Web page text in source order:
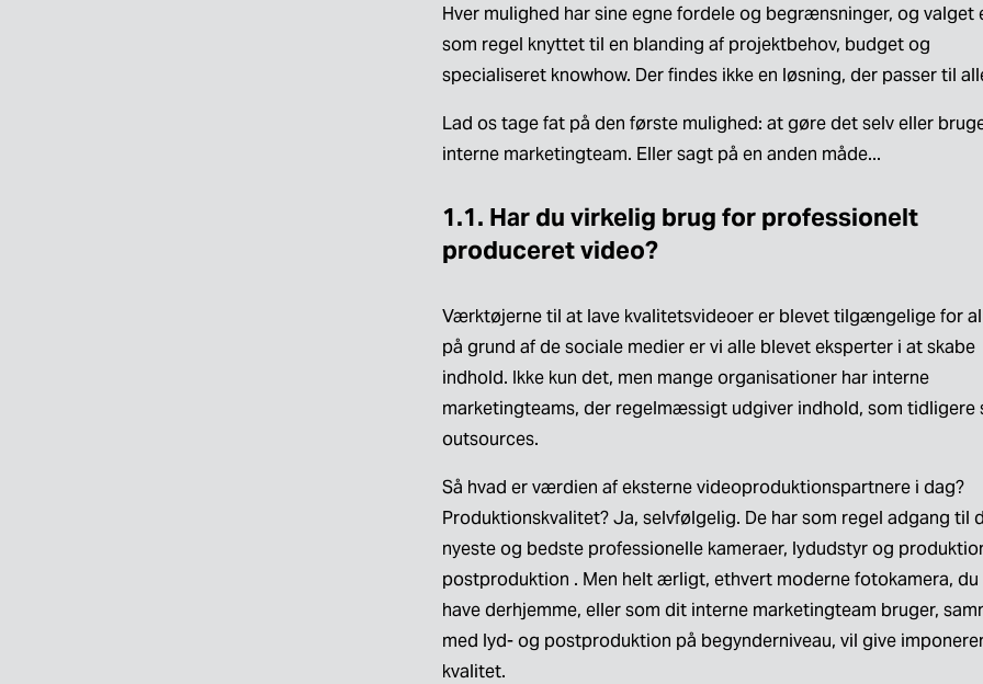
Hver mulighed har sine egne fordele og begrænsninger, og valget
som regel knyttet til en blanding af projektbehov, budget og
specialiseret knowhow. Der findes ikke en løsning, der passer til
Lad os tage fat på den første mulighed: at gøre det selv eller
interne marketingteam. Eller sagt på en anden måde...
1.1. Har du virkelig brug for professionelt
produceret video?
Værktøjerne til at lave kvalitetsvideoer er blevet tilgængelige for
på grund af de sociale medier er vi alle blevet eksperter i at skabe
indhold. Ikke kun det, men mange organisationer har interne
marketingteams, der regelmæssigt udgiver indhold, som tidligere
outsources.
Så hvad er værdien af eksterne videoproduktionspartnere i dag?
Produktionskvalitet? Ja, selvfølgelig. De har som regel adgang til
nyeste og bedste professionelle kameraer, lydudstyr og
postproduktion . Men helt ærligt, ethvert moderne fotokamera,
have derhjemme, eller som dit interne marketingteam bruger,
med lyd- og postproduktion på begynderniveau, vil give
kvalitet.